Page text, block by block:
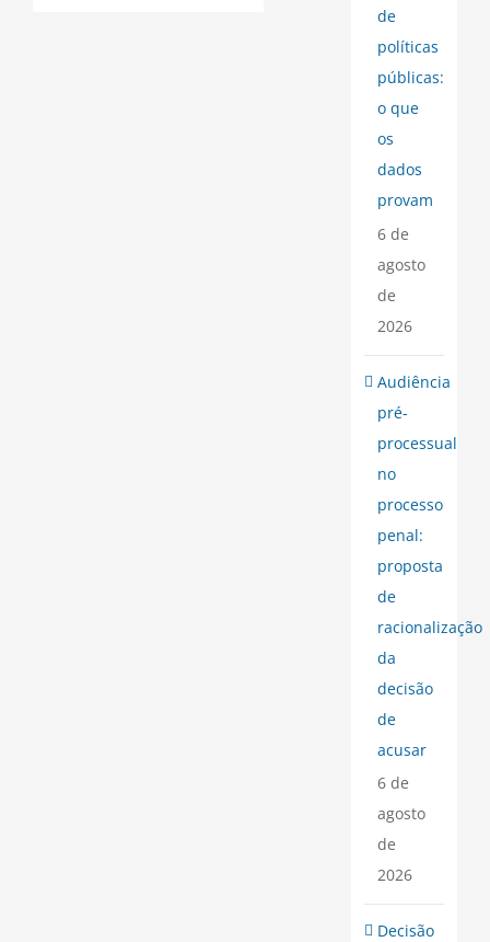
de
políticas
públicas:
o que
os
dados
provam
6 de
agosto
de
2026
Audiência
pré-
processual
no
processo
penal:
proposta
de
racionalização
da
decisão
de
acusar
6 de
agosto
de
2026
Decisão